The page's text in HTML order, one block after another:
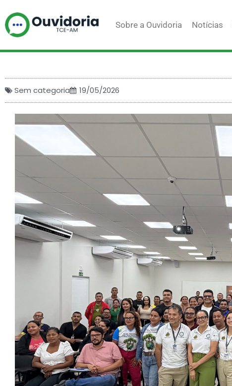
para
Sobre a Ouvidoria Notícias
Sem categoria 19/05/2026